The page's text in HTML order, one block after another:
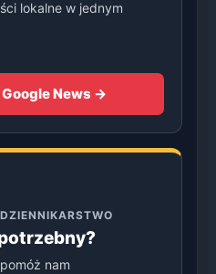
lokalne w jednym
News →
nam